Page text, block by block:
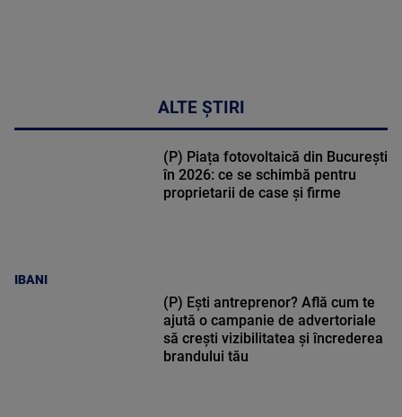
ALTE ȘTIRI
IBANI
(P) Piața fotovoltaică din București
în 2026: ce se schimbă pentru
proprietarii de case și firme
(P) Ești antreprenor? Află cum te
ajută o campanie de advertoriale
să crești vizibilitatea și încrederea
brandului tău